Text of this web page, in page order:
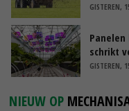
GISTEREN,
schrikt
GISTEREN,
NIEUW OP